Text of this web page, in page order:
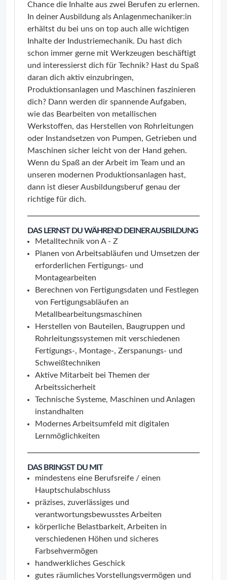
Chance die Inhalte aus zwei Berufen zu erlernen.
In deiner Ausbildung als Anlagenmechaniker:in
erhältst du bei uns on top auch alle wichtigen
Inhalte der Industriemechanik. Du hast dich
schon immer gerne mit Werkzeugen beschäftigt
und interessierst dich für Technik? Hast du Spaß
daran dich aktiv einzubringen,
Produktionsanlagen und Maschinen faszinieren
dich? Dann werden dir spannende Aufgaben,
wie das Bearbeiten von metallischen
Werkstoffen, das Herstellen von Rohrleitungen
oder Instandsetzen von Pumpen, Getrieben und
Maschinen sicher leicht von der Hand gehen.
Wenn du Spaß an der Arbeit im Team und an
unseren modernen Produktionsanlagen hast,
dann ist dieser Ausbildungsberuf genau der
richtige für dich.
DAS LERNST DU WÄHREND DEINER AUSBILDUNG
Metalltechnik von A - Z
Planen von Arbeitsabläufen und Umsetzen der
erforderlichen Fertigungs- und
Montagearbeiten
Berechnen von Fertigungsdaten und Festlegen
von Fertigungsabläufen an
Metallbearbeitungsmaschinen
Herstellen von Bauteilen, Baugruppen und
Rohrleitungssystemen mit verschiedenen
Fertigungs-, Montage-, Zerspanungs- und
Schweißtechniken
Aktive Mitarbeit bei Themen der
Arbeitssicherheit
Technische Systeme, Maschinen und Anlagen
instandhalten
Modernes Arbeitsumfeld mit digitalen
Lernmöglichkeiten
DAS BRINGST DU MIT
mindestens eine Berufsreife / einen
Hauptschulabschluss
präzises, zuverlässiges und
verantwortungsbewusstes Arbeiten
körperliche Belastbarkeit, Arbeiten in
verschiedenen Höhen und sicheres
Farbsehvermögen
handwerkliches Geschick
gutes räumliches Vorstellungsvermögen und